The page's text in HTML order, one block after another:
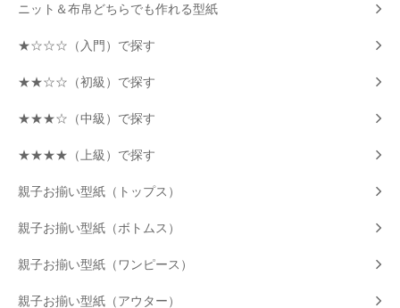
ニット＆布帛どちらでも作れる型紙
★☆☆☆（入門）で探す
★★☆☆（初級）で探す
★★★☆（中級）で探す
★★★★（上級）で探す
親子お揃い型紙（トップス）
親子お揃い型紙（ボトムス）
親子お揃い型紙（ワンピース）
親子お揃い型紙（アウター）